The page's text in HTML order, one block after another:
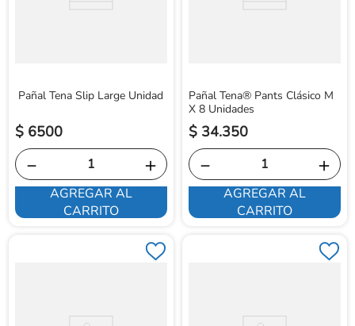
Pañal Tena Slip Large Unidad
$ 6500
＋
－
AGREGAR AL
CARRITO
Pañal Tena® Pants Clásico M
X 8 Unidades
$ 34.350
＋
－
AGREGAR AL
CARRITO